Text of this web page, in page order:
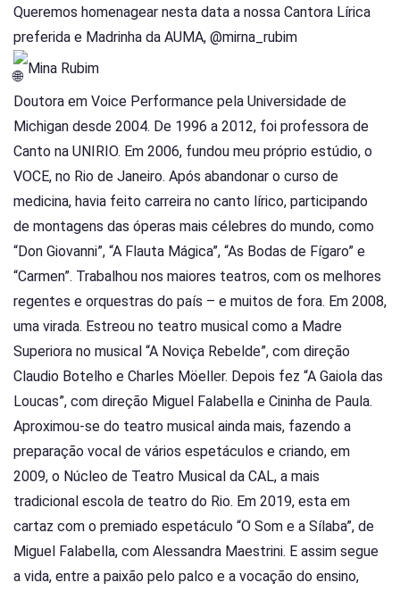
Queremos homenagear nesta data a nossa Cantora Lírica
preferida e Madrinha da AUMA, @mirna_rubim
Mina Rubim
Doutora em Voice Performance pela Universidade de
Michigan desde 2004. De 1996 a 2012, foi professora de
Canto na UNIRIO. Em 2006, fundou meu próprio estúdio, o
VOCE, no Rio de Janeiro. Após abandonar o curso de
medicina, havia feito carreira no canto lírico, participando
de montagens das óperas mais célebres do mundo, como
“Don Giovanni”, “A Flauta Mágica”, “As Bodas de Fígaro” e
“Carmen”. Trabalhou nos maiores teatros, com os melhores
regentes e orquestras do país – e muitos de fora. Em 2008,
uma virada. Estreou no teatro musical como a Madre
Superiora no musical “A Noviça Rebelde”, com direção
Claudio Botelho e Charles Möeller. Depois fez “A Gaiola das
Loucas”, com direção Miguel Falabella e Cininha de Paula.
Aproximou-se do teatro musical ainda mais, fazendo a
preparação vocal de vários espetáculos e criando, em
2009, o Núcleo de Teatro Musical da CAL, a mais
tradicional escola de teatro do Rio. Em 2019, esta em
cartaz com o premiado espetáculo “O Som e a Sílaba”, de
Miguel Falabella, com Alessandra Maestrini. E assim segue
a vida, entre a paixão pelo palco e a vocação do ensino,